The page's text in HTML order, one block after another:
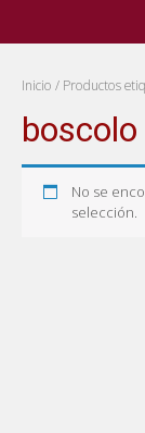
Inicio / Productos
No se
selección.